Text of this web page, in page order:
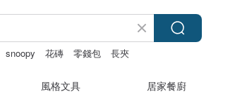
snoopy 花磚 零錢包 長夾
風格文具 居家餐廚